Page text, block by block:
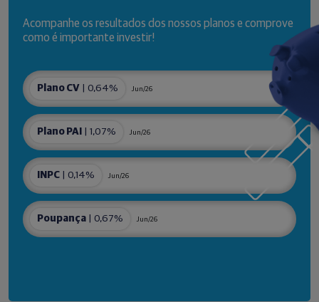
Acompanhe os resultados dos nossos planos e comprove
como é importante investir!
Plano CV | 0,64% Jun/26
Plano PAI | 1,07% Jun/26
INPC | 0,14% Jun/26
Poupança | 0,67% Jun/26